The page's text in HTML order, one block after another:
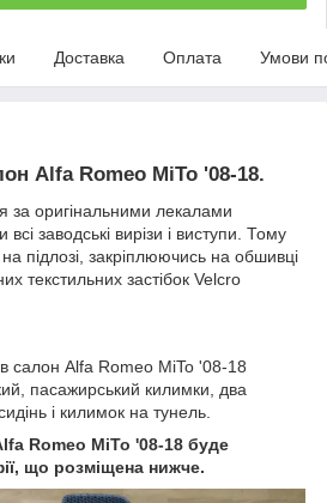
Доставка Оплата Умови
Alfa Romeo MiTo '08-18.
за оригінальними лекалами
заводські вирізи і виступи. Тому
підлозі, закріплюючись на обшивці
текстильних застібок Velcro
салон Alfa Romeo MiTo '08-18
пасажирський килимки, два
і килимок на тунель.
Romeo MiTo '08-18 буде
що розміщена нижче.